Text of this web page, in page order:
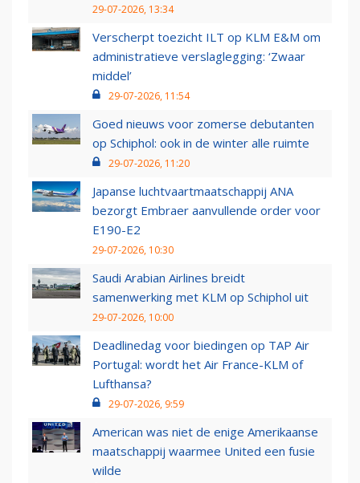
29-07-2026, 13:34
Verscherpt toezicht ILT op KLM E&M om
administratieve verslaglegging: ‘Zwaar
middel’
29-07-2026, 11:54
Goed nieuws voor zomerse debutanten
op Schiphol: ook in de winter alle ruimte
29-07-2026, 11:20
Japanse luchtvaartmaatschappij ANA
bezorgt Embraer aanvullende order voor
E190-E2
29-07-2026, 10:30
Saudi Arabian Airlines breidt
samenwerking met KLM op Schiphol uit
29-07-2026, 10:00
Deadlinedag voor biedingen op TAP Air
Portugal: wordt het Air France-KLM of
Lufthansa?
29-07-2026, 9:59
American was niet de enige Amerikaanse
maatschappij waarmee United een fusie
wilde